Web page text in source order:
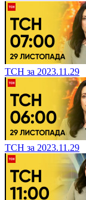
ТСН за 2023.11.29
ТСН за 2023.11.29